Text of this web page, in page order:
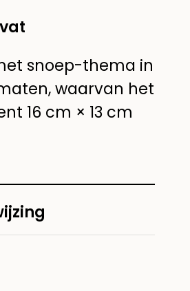
snoep-thema in
waarvan het
16 cm × 13 cm